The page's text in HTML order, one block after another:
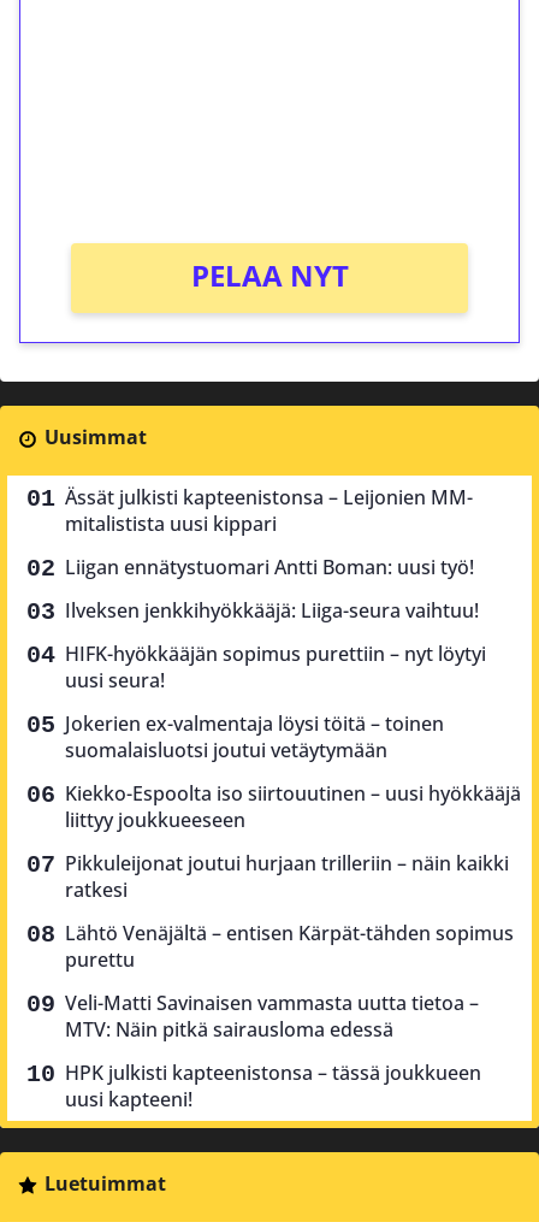
PELAA NYT
Uusimmat
Ässät julkisti kapteenistonsa – Leijonien MM-
mitalistista uusi kippari
Liigan ennätystuomari Antti Boman: uusi työ!
Ilveksen jenkkihyökkääjä: Liiga-seura vaihtuu!
HIFK-hyökkääjän sopimus purettiin – nyt löytyi
uusi seura!
Jokerien ex-valmentaja löysi töitä – toinen
suomalaisluotsi joutui vetäytymään
Kiekko-Espoolta iso siirtouutinen – uusi hyökkääjä
liittyy joukkueeseen
Pikkuleijonat joutui hurjaan trilleriin – näin kaikki
ratkesi
Lähtö Venäjältä – entisen Kärpät-tähden sopimus
purettu
Veli-Matti Savinaisen vammasta uutta tietoa –
MTV: Näin pitkä sairausloma edessä
HPK julkisti kapteenistonsa – tässä joukkueen
uusi kapteeni!
Luetuimmat